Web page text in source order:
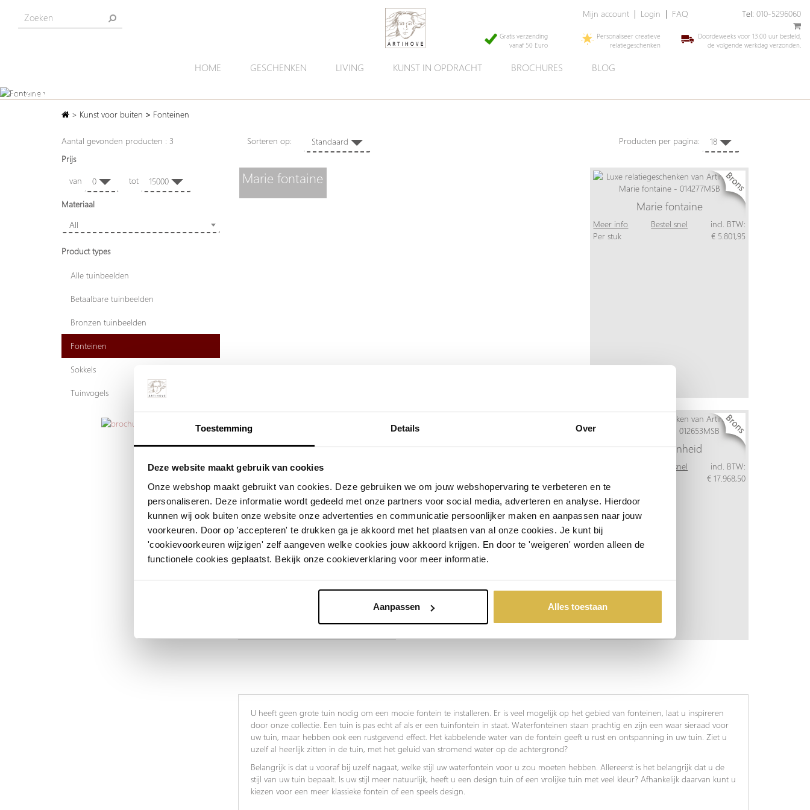
Toestemming Details Over
Deze website maakt gebruik van cookies
Onze webshop maakt gebruikt van cookies. Deze gebruiken we om jouw webshopervaring te verbeteren en te
personaliseren. Deze informatie wordt gedeeld met onze partners voor social media, adverteren en analyse. Hierdoor
kunnen wij ook buiten onze website onze advertenties en communicatie persoonlijker maken en aanpassen naar jouw
voorkeuren. Door op 'accepteren' te drukken ga je akkoord met het plaatsen van al onze cookies. Je kunt bij
'cookievoorkeuren wijzigen' zelf aangeven welke cookies jouw akkoord krijgen. En door te 'weigeren' worden alleen de
functionele cookies geplaatst. Bekijk onze cookieverklaring voor meer informatie.
Aanpassen Alles toestaan
Mijn account Login FAQ Tel: 010-5296060
Gratis verzending
vanaf 50 Euro
Personaliseer creatieve
relatiegeschenken
Doordeweeks voor 13.00 uur besteld,
de volgende werkdag verzonden.
HOME GESCHENKEN LIVING KUNST IN OPDRACHT BROCHURES BLOG
FONTEINEN
Prachtige combinaties van sierlijke beelden en waterpartijen.
> Kunst voor buiten > Fonteinen
Aantal gevonden producten : 3
Prijs
van 0 tot 15000
Materiaal
All
Product types
Alle tuinbeelden
Betaalbare tuinbeelden
Bronzen tuinbeelden
Fonteinen
Sokkels
Tuinvogels
Sorteren op: Standaard Producten per pagina: 18
Marie fontaine
Marie fontaine
Meer info Bestel snel
incl. BTW:
Per stuk
€ 5.801,95
Geborgenheid
Meer info Bestel snel
Geborgenheid
Bestel snel
incl. BTW:
€ 17.968,50
U heeft geen grote tuin nodig om een mooie fontein te installeren. Er is veel mogelijk op het gebied van fonteinen, laat u inspireren
door onze collectie. Een tuin is pas echt af als er een tuinfontein in staat. Waterfonteinen staan prachtig en zijn een waar sieraad voor
uw tuin, maar hebben ook een rustgevend effect. Het kabbelende water van de fontein geeft u rust en ontspanning in uw tuin. Ziet u
uzelf al heerlijk zitten in de tuin, met het geluid van stromend water op de achtergrond?
Belangrijk is dat u vooraf bij uzelf nagaat, welke stijl uw waterfontein voor u zou moeten hebben. Allereerst is het belangrijk dat u de
stijl van uw tuin bepaalt. Is uw stijl meer natuurlijk, heeft u een design tuin of een vrolijke tuin met veel kleur? Afhankelijk daarvan kunt u
kiezen voor een meer klassieke fontein of een speels design.